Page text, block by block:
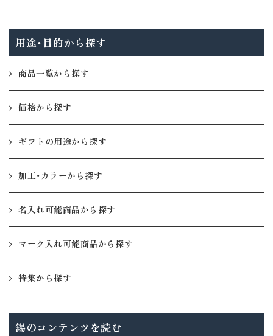
用途・目的から探す
商品一覧から探す
価格から探す
ギフトの用途から探す
加工・カラーから探す
名入れ可能商品から探す
マーク入れ可能商品から探す
特集から探す
錫のコンテンツを読む